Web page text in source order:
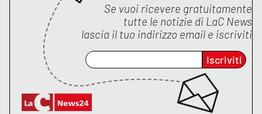
Se vuoi ricevere gratuitamente
tutte le notizie di LaC News
lascia il tuo indirizzo email e iscriviti
Iscriviti